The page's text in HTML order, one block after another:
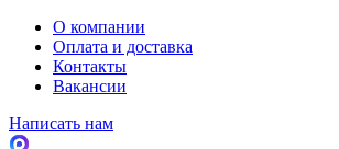
О компании
Оплата и доставка
Контакты
Вакансии
Написать нам